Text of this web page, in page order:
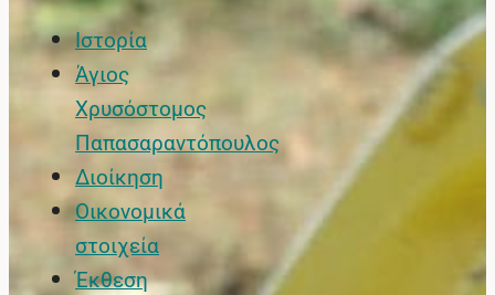
Ιστορία
Άγιος
Χρυσόστομος
Παπασαραντόπουλος
Διοίκηση
Οικονομικά
στοιχεία
Έκθεση